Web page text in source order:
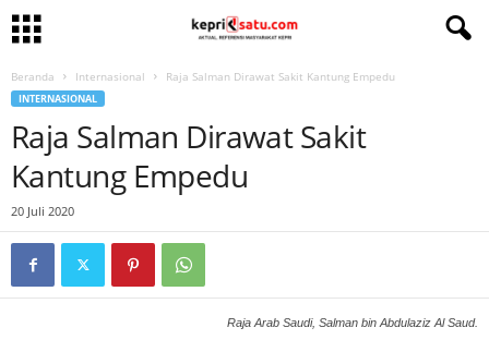
Beranda Internasional Raja Salman Dirawat Sakit Kantung Empedu
INTERNASIONAL
Raja Salman Dirawat Sakit
Kantung Empedu
20 Juli 2020
Raja Arab Saudi, Salman bin Abdulaziz Al Saud.